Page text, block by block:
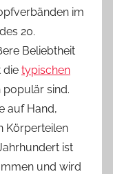
im
20.
Beliebtheit
die typischen
populär sind.
auf Hand,
Körperteilen
ist
und wird